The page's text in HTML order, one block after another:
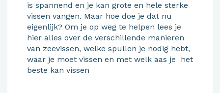
is spannend en je kan grote en hele sterke
vissen vangen. Maar hoe doe je dat nu
eigenlijk? Om je op weg te helpen lees je
hier alles over de verschillende manieren
van zeevissen, welke spullen je nodig hebt,
waar je moet vissen en met welk aas je het
beste kan vissen